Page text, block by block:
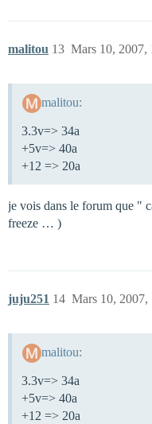
malitou Mars 10, 2007,
13
malitou:
3.3v=> 34a
+5v=> 40a
+12 => 20a
je vois dans le forum que "
freeze … )
juju251 Mars 10, 2007,
14
malitou:
3.3v=> 34a
+5v=> 40a
+12 => 20a